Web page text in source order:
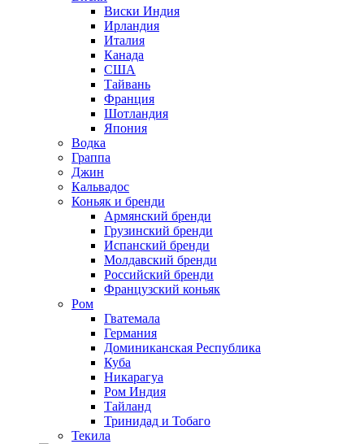
Виски Индия
Ирландия
Италия
Канада
США
Тайвань
Франция
Шотландия
Япония
Водка
Граппа
Джин
Кальвадос
Коньяк и бренди
Армянский бренди
Грузинский бренди
Испанский бренди
Молдавский бренди
Российский бренди
Французский коньяк
Ром
Гватемала
Германия
Доминиканская Республика
Куба
Никарагуа
Ром Индия
Тайланд
Тринидад и Тобаго
Текила